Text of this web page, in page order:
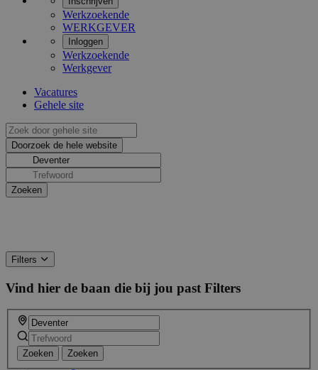
Werkzoekende
WERKGEVER
Inloggen
Werkzoekende
Werkgever
Vacatures
Gehele site
Filters
Vind hier de baan die bij jou past Filters
Zoeken Zoeken